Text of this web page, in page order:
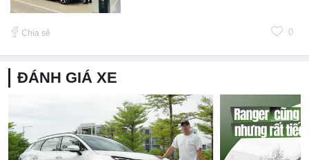
Chia sẻ 0
ĐÁNH GIÁ XE